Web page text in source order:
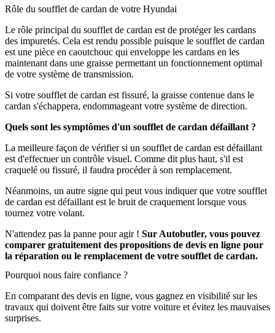
Rôle du soufflet de cardan de votre Hyundai
Le rôle principal du soufflet de cardan est de protéger les cardans
des impuretés. Cela est rendu possible puisque le soufflet de cardan
est une pièce en caoutchouc qui enveloppe les cardans en les
maintenant dans une graisse permettant un fonctionnement optimal
de votre système de transmission.
Si votre soufflet de cardan est fissuré, la graisse contenue dans le
cardan s'échappera, endommageant votre système de direction.
Quels sont les symptômes d'un soufflet de cardan défaillant ?
La meilleure façon de vérifier si un soufflet de cardan est défaillant
est d'effectuer un contrôle visuel. Comme dit plus haut, s'il est
craquelé ou fissuré, il faudra procéder à son remplacement.
Néanmoins, un autre signe qui peut vous indiquer que votre soufflet
de cardan est défaillant est le bruit de craquement lorsque vous
tournez votre volant.
N'attendez pas la panne pour agir ! Sur Autobutler, vous pouvez
comparer gratuitement des propositions de devis en ligne pour
la réparation ou le remplacement de votre soufflet de cardan.
Pourquoi nous faire confiance ?
En comparant des devis en ligne, vous gagnez en visibilité sur les
travaux qui doivent être faits sur votre voiture et évitez les mauvaises
surprises.